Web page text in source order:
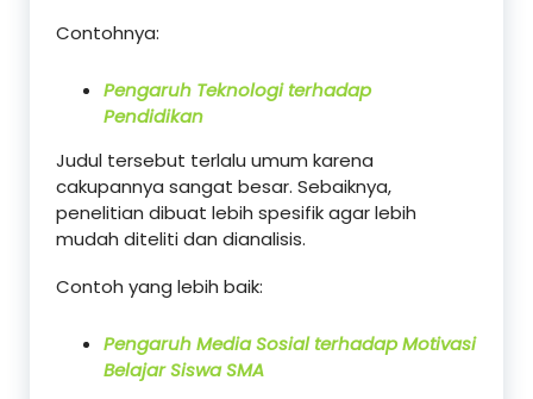
Contohnya:
Pengaruh Teknologi terhadap
Pendidikan
Judul tersebut terlalu umum karena
cakupannya sangat besar. Sebaiknya,
penelitian dibuat lebih spesifik agar lebih
mudah diteliti dan dianalisis.
Contoh yang lebih baik:
Pengaruh Media Sosial terhadap Motivasi
Belajar Siswa SMA